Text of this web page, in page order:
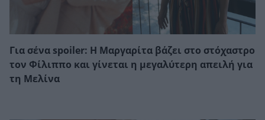
Για σένα spoiler: Η Μαργαρίτα βάζει στο στόχαστρο
τον Φίλιππο και γίνεται η μεγαλύτερη απειλή για
τη Μελίνα